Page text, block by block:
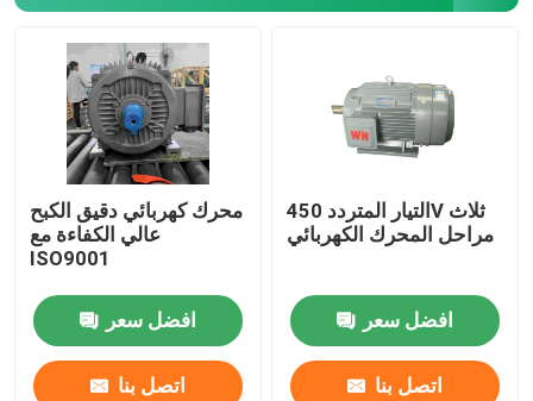
محرك كهربائي دقيق الكبح
عالي الكفاءة مع
ISO9001
افضل سعر
اتصل بنا
التيار المتردد 450V ثلاث
مراحل المحرك الكهربائي
افضل سعر
اتصل بنا